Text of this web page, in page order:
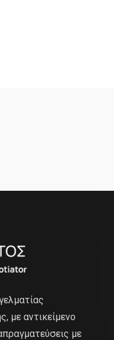
με αντικείμενο
με